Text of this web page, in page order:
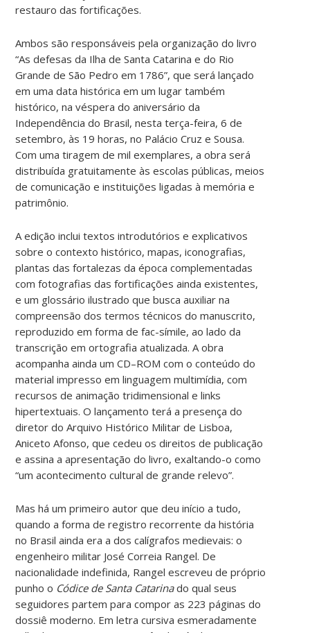
restauro das fortificações.
Ambos são responsáveis pela organização do livro
“As defesas da Ilha de Santa Catarina e do Rio
Grande de São Pedro em 1786”, que será lançado
em uma data histórica em um lugar também
histórico, na véspera do aniversário da
Independência do Brasil, nesta terça-feira, 6 de
setembro, às 19 horas, no Palácio Cruz e Sousa.
Com uma tiragem de mil exemplares, a obra será
distribuída gratuitamente às escolas públicas, meios
de comunicação e instituições ligadas à memória e
patrimônio.
A edição inclui textos introdutórios e explicativos
sobre o contexto histórico, mapas, iconografias,
plantas das fortalezas da época complementadas
com fotografias das fortificações ainda existentes,
e um glossário ilustrado que busca auxiliar na
compreensão dos termos técnicos do manuscrito,
reproduzido em forma de fac-símile, ao lado da
transcrição em ortografia atualizada. A obra
acompanha ainda um CD–ROM com o conteúdo do
material impresso em linguagem multimídia, com
recursos de animação tridimensional e links
hipertextuais. O lançamento terá a presença do
diretor do Arquivo Histórico Militar de Lisboa,
Aniceto Afonso, que cedeu os direitos de publicação
e assina a apresentação do livro, exaltando-o como
“um acontecimento cultural de grande relevo”.
Mas há um primeiro autor que deu início a tudo,
quando a forma de registro recorrente da história
no Brasil ainda era a dos calígrafos medievais: o
engenheiro militar José Correia Rangel. De
nacionalidade indefinida, Rangel escreveu de próprio
punho o Códice de Santa Catarinado qual seus
seguidores partem para compor as 223 páginas do
dossiê moderno. Em letra cursiva esmeradamente